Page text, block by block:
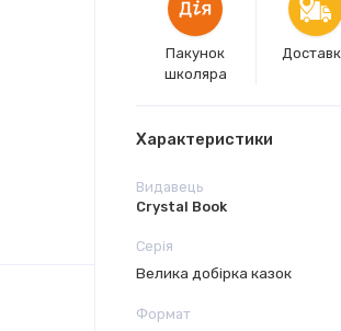
Пакунок
школяра
Характеристики
Видавець
Crystal Book
Серія
Велика добірка казок
Формат